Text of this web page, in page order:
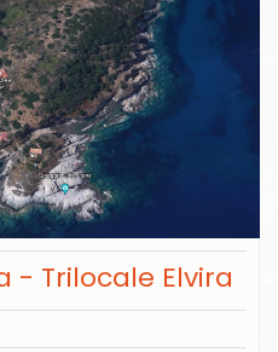
- Trilocale Elvira